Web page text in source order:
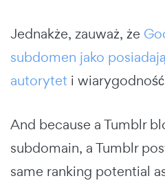
Jednakże, zauważ, że
subdomen jako
autorytet i
And because a Tumblr
subdomain, a Tumblr
same ranking potential